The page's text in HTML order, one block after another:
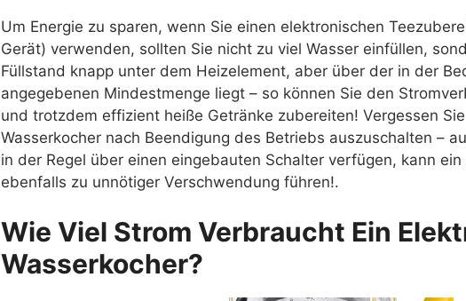
Um Energie zu sparen, wenn Sie einen elektronischen
Gerät) verwenden, sollten Sie nicht zu viel Wasser einfüllen,
Füllstand knapp unter dem Heizelement, aber über der in der
angegebenen Mindestmenge liegt – so können Sie den
und trotzdem effizient heiße Getränke zubereiten! Vergessen
Wasserkocher nach Beendigung des Betriebs auszuschalten –
in der Regel über einen eingebauten Schalter verfügen, kann
ebenfalls zu unnötiger Verschwendung führen!.
Wie Viel Strom Verbraucht Ein
Wasserkocher?